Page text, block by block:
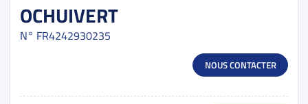
OCHUIVERT
N° FR4242930235
NOUS CONTACTER